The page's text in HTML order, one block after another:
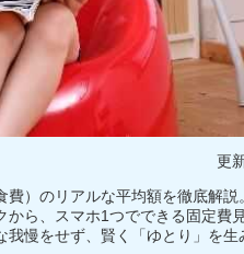
更
）のリアルな平均額を徹底解説
ら、スマホ1つでできる固定費
慢をせず、賢く「ゆとり」を生